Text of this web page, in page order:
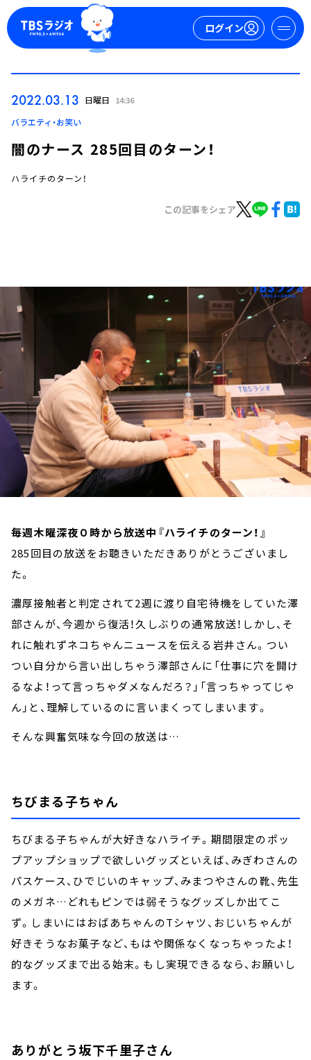
ログイン
ログイン
トピックス
TBS Podcast
イベント・グッズ
YouTube
会社情報
2022.03.13 日曜日 14:36
バラエティ・お笑い
闇のナース 285回目のターン！
ハライチのターン！
この記事をシェア
毎週木曜深夜０時から放送中『ハライチのターン！』
285回目の放送をお聴きいただきありがとうございまし
た。
濃厚接触者と判定されて2週に渡り自宅待機をしていた澤
部さんが、今週から復活！久しぶりの通常放送！しかし、そ
れに触れずネコちゃんニュースを伝える岩井さん。つい
つい自分から言い出しちゃう澤部さんに「仕事に穴を開け
るなよ！って言っちゃダメなんだろ？」「言っちゃってじゃ
ん」と、理解しているのに言いまくってしまいます。
そんな興奮気味な今回の放送は…
ちびまる子ちゃん
ちびまる子ちゃんが大好きなハライチ。期間限定のポッ
プアップショップで欲しいグッズといえば、みぎわさんの
パスケース、ひでじいのキャップ、みまつやさんの靴、先生
のメガネ…どれもピンでは弱そうなグッズしか出てこ
ず。しまいにはおばあちゃんのTシャツ、おじいちゃんが
好きそうなお菓子など、もはや関係なくなっちゃったよ！
的なグッズまで出る始末。もし実現できるなら、お願いし
ます。
ありがとう坂下千里子さん